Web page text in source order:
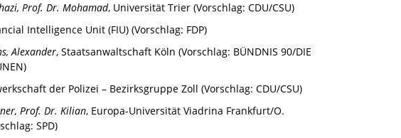
Prof. Dr. Mohamad, Universität Trier (Vorschlag: CDU/CSU)
Intelligence Unit (FIU) (Vorschlag: FDP)
Alexander, Staatsanwaltschaft Köln (Vorschlag: BÜNDNIS 90/DIE
der Polizei – Bezirksgruppe Zoll (Vorschlag: CDU/CSU)
Prof. Dr. Kilian, Europa-Universität Viadrina Frankfurt/O.
SPD)